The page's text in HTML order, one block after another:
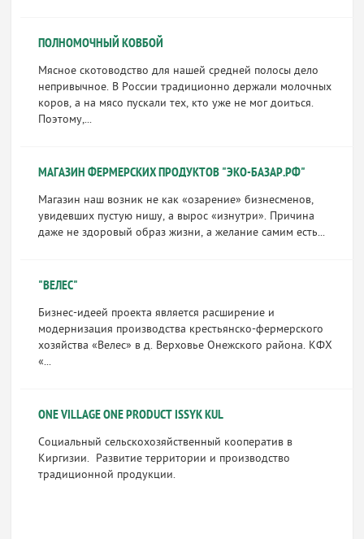
ПОЛНОМОЧНЫЙ КОВБОЙ
Мясное скотоводство для нашей средней полосы дело
непривычное. В России традиционно держали молочных
коров, а на мясо пускали тех, кто уже не мог доиться.
Поэтому,...
МАГАЗИН ФЕРМЕРСКИХ ПРОДУКТОВ "ЭКО-БАЗАР.РФ"
Магазин наш возник не как «озарение» бизнесменов,
увидевших пустую нишу, а вырос «изнутри». Причина
даже не здоровый образ жизни, а желание самим есть...
"ВЕЛЕС"
Бизнес-идеей проекта является расширение и
модернизация производства крестьянско-фермерского
хозяйства «Велес» в д. Верховье Онежского района. КФХ
«...
ONE VILLAGE ONE PRODUCT ISSYK KUL
Социальный сельскохозяйственный кооператив в
Киргизии. Развитие территории и производство
традиционной продукции.